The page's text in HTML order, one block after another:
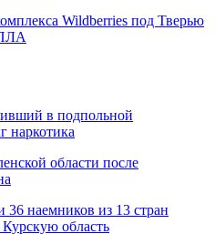
Wildberries под Тверью
в подпольной
наркотика
области после
наемников из 13 стран
область